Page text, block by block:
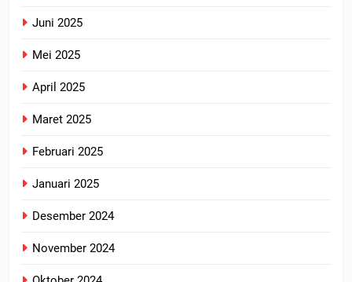
Juni 2025
Mei 2025
April 2025
Maret 2025
Februari 2025
Januari 2025
Desember 2024
November 2024